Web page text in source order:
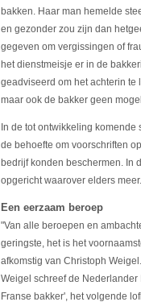
bakken. Haar man hemelde
en gezonder zou zijn dan
gegeven om vergissingen of
het dienstmeisje er in de
geadviseerd om het achterin
maar ook de bakker geen
In de tot ontwikkeling
de behoefte om voorschriften
bedrijf konden beschermen. In
opgericht waarover elders meer.
Een eerzaam beroep
"Van alle beroepen en
geringste, het is het
afkomstig van Christoph
Weigel schreef de Nederlander
Franse bakker', het volgende